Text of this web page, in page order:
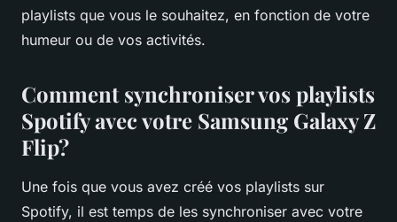
playlists que vous le souhaitez, en fonction de votre
humeur ou de vos activités.
Comment synchroniser vos playlists
Spotify avec votre Samsung Galaxy Z
Flip?
Une fois que vous avez créé vos playlists sur
Spotify, il est temps de les synchroniser avec votre